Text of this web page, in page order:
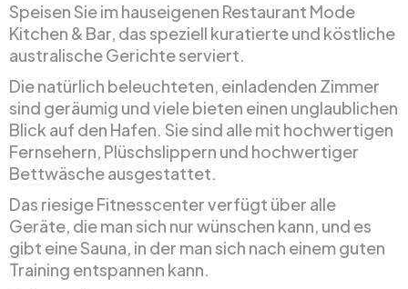
Speisen Sie im hauseigenen Restaurant Mode
Kitchen & Bar, das speziell kuratierte und köstliche
australische Gerichte serviert.
Die natürlich beleuchteten, einladenden Zimmer
sind geräumig und viele bieten einen unglaublichen
Blick auf den Hafen. Sie sind alle mit hochwertigen
Fernsehern, Plüschslippern und hochwertiger
Bettwäsche ausgestattet.
Das riesige Fitnesscenter verfügt über alle
Geräte, die man sich nur wünschen kann, und es
gibt eine Sauna, in der man sich nach einem guten
Training entspannen kann.